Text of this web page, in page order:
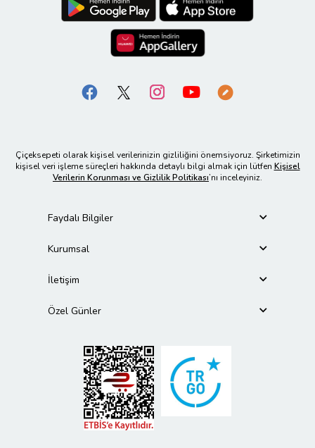
Çiçeksepeti olarak kişisel verilerinizin gizliliğini önemsiyoruz. Şirketimizin
kişisel veri işleme süreçleri hakkında detaylı bilgi almak için lütfen Kişisel
Verilerin Korunması ve Gizlilik Politikası’nı inceleyiniz.
Faydalı Bilgiler
Kurumsal
İletişim
Özel Günler